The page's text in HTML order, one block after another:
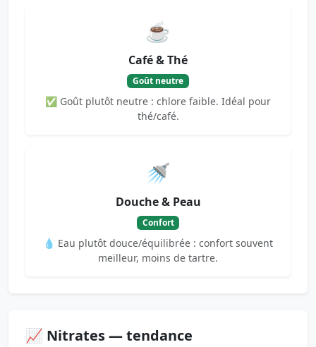
☕
Café & Thé
Goût neutre
✅ Goût plutôt neutre : chlore faible. Idéal pour
thé/café.
🚿
Douche & Peau
Confort
💧 Eau plutôt douce/équilibrée : confort souvent
meilleur, moins de tartre.
📈 Nitrates — tendance